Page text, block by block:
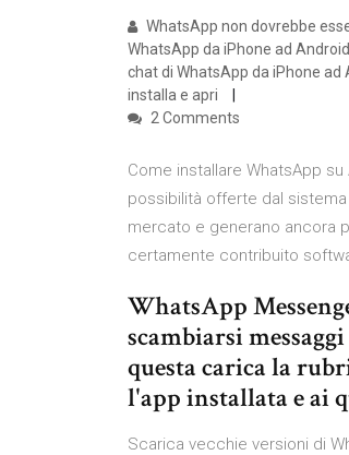
WhatsApp non dovrebbe
WhatsApp da iPhone ad
chat di WhatsApp da iPhone ad
installa e apri
2 Comments
Come installare WhatsApp
possibilità offerte dal
mercato e generano ancora
certamente contribuito
WhatsApp
scambiarsi
questa carica la
l'app installata e ai
Scarica vecchie versioni di